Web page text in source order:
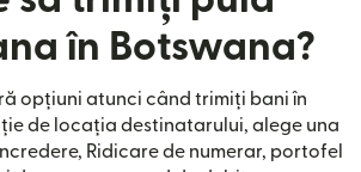
în Botswana?
opțiuni atunci când trimiți bani în
de locația destinatarului, alege una
Ridicare de numerar, portofel